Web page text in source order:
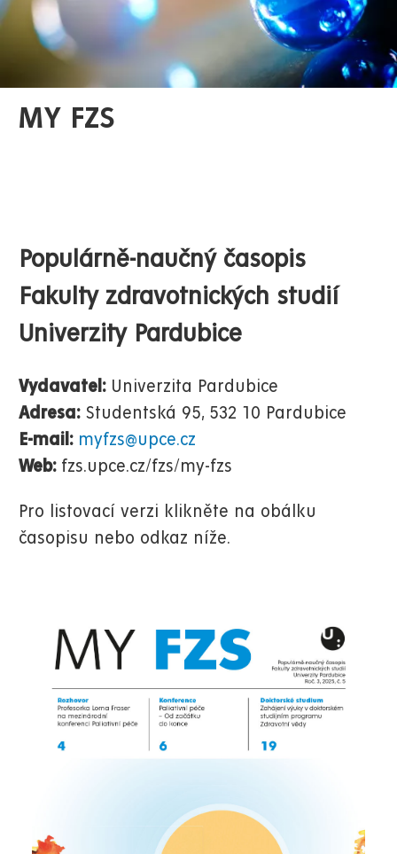
MY FZS
Populárně-naučný časopis
Fakulty zdravotnických studií
Univerzity Pardubice
Vydavatel: Univerzita Pardubice
Adresa:Studentská 95, 532 10 Pardubice
E-mail: myfzs@upce.cz
Web:fzs.upce.cz/fzs/my-fzs
Pro listovací verzi klikněte na obálku
časopisu nebo odkaz níže.